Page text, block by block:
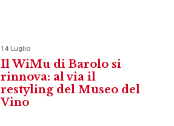
14 Luglio
Il WiMu di Barolo si
rinnova: al via il
restyling del Museo del
Vino